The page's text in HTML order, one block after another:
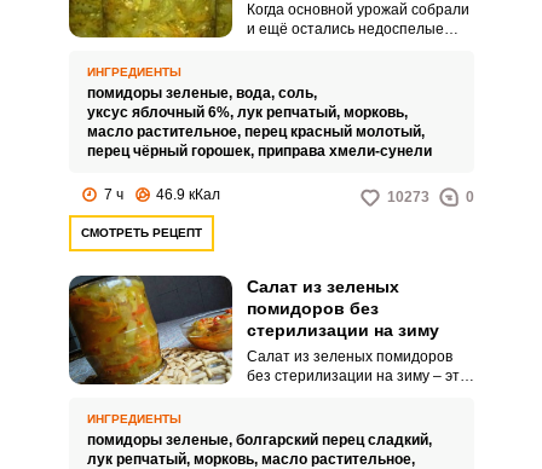
Когда основной урожай собрали
и ещё остались недоспелые
овощной салат можно
использовать как закуску или
заправку в суп и приготовить его
не сложно, без стерилизации.
ИНГРЕДИЕНТЫ
помидоры зеленые, вода, соль,
уксус яблочный 6%, лук репчатый, морковь,
масло растительное, перец красный молотый,
перец чёрный горошек, приправа хмели-сунели
7 ч 46.9 кКал 10273 0
СМОТРЕТЬ РЕЦЕПТ
Салат из зеленых
помидоров без
стерилизации на зиму
Салат из зеленых помидоров
без стерилизации на зиму – это
получается очень сочным и
ярким по вкусу.
ИНГРЕДИЕНТЫ
помидоры зеленые, болгарский перец сладкий,
лук репчатый, морковь, масло растительное,